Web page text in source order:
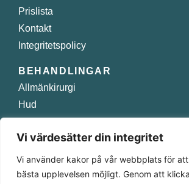
Vi värdesätter din integritet
Vi använder kakor på vår webbplats för
bästa upplevelsen möjligt. Genom att
Prislista
Kontakt
Integritetspolicy
BEHANDLINGAR
Allmänkirurgi
Hud
Plastikkirurgi
Smärtbehandling